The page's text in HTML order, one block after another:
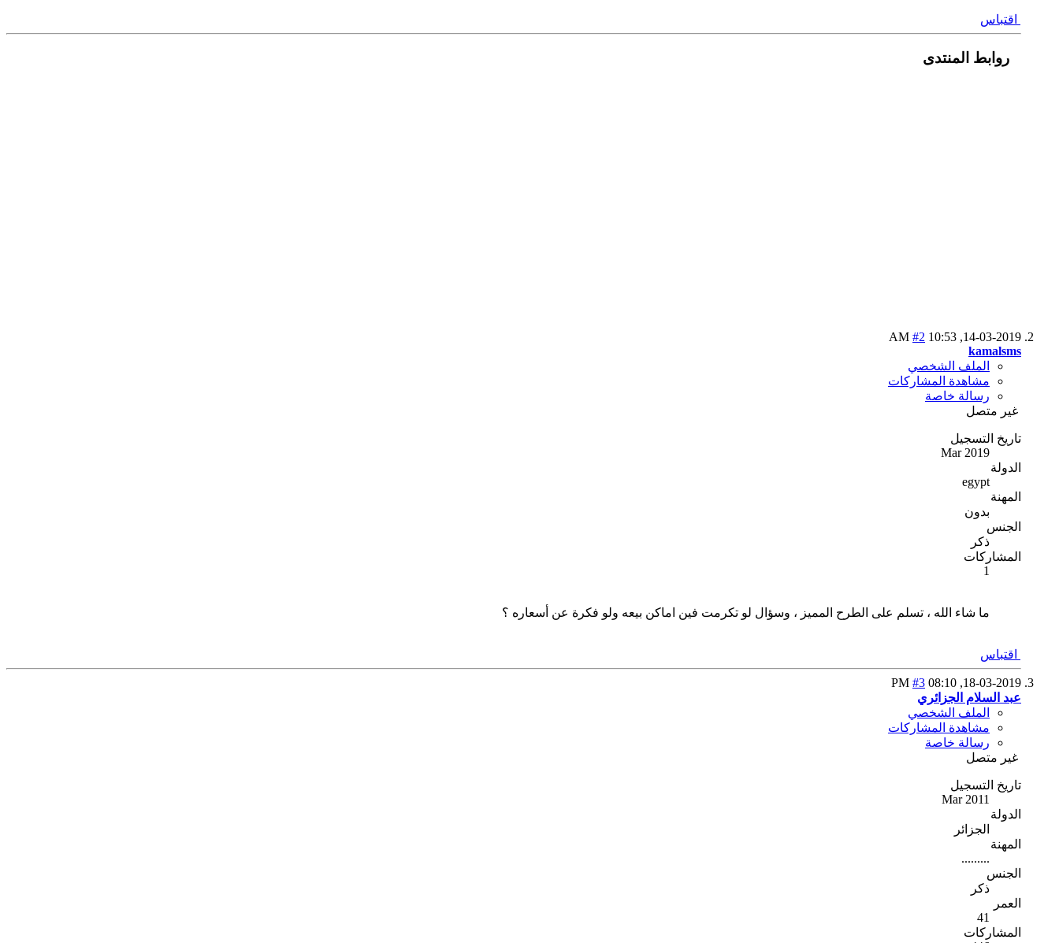
اقتباس
روابط المنتدى
14-03-2019,
10:53 AM
#2
kamalsms
الملف الشخصي
مشاهدة المشاركات
رسالة خاصة
غير متصل
تاريخ التسجيل
Mar 2019
الدولة
egypt
المهنة
بدون
الجنس
ذكر
المشاركات
1
ما شاء الله ، تسلم على الطرح المميز ، وسؤال لو تكرمت فين اماكن بيعه ولو فكرة عن أسعاره ؟
اقتباس
18-03-2019,
08:10 PM
#3
عبد السلام الجزائري
الملف الشخصي
مشاهدة المشاركات
رسالة خاصة
غير متصل
تاريخ التسجيل
Mar 2011
الدولة
الجزائر
المهنة
.........
الجنس
ذكر
العمر
41
المشاركات